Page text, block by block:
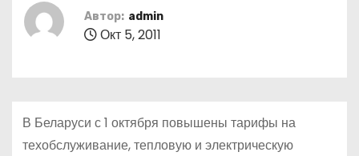
Автор: admin
Окт 5, 2011
В Беларуси с 1 октября повышены тарифы на
техобслуживание, тепловую и электрическую